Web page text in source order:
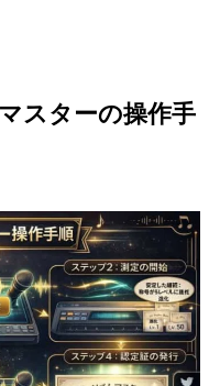
スターの操作手